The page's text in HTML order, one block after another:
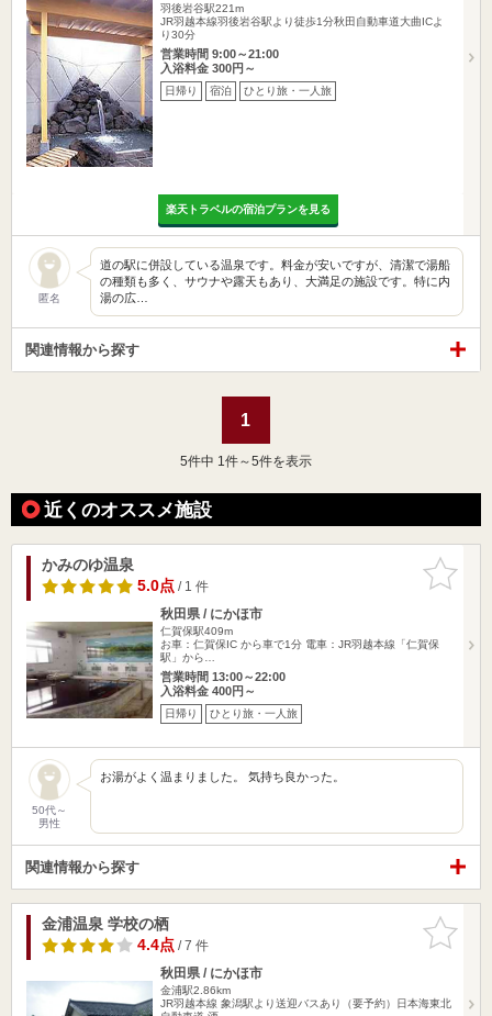
羽後岩谷駅221m
JR羽越本線羽後岩谷駅より徒歩1分秋田自動車道大曲ICよ
り30分
営業時間 9:00～21:00
入浴料金 300円～
日帰り 宿泊 ひとり旅・一人旅
楽天トラベルの宿泊プランを見る
匿名
道の駅に併設している温泉です。料金が安いですが、清潔で湯船
の種類も多く、サウナや露天もあり、大満足の施設です。特に内
湯の広…
関連情報から探す
1
5件中 1件～5件を表示
近くのオススメ施設
お気に入
りに追加
かみのゆ温泉
5.0点/ 1 件
秋田県 / にかほ市
仁賀保駅409m
お車：仁賀保IC から車で1分 電車：JR羽越本線「仁賀保
駅」から…
営業時間 13:00～22:00
入浴料金 400円～
日帰り ひとり旅・一人旅
50代～
男性
お湯がよく温まりました。 気持ち良かった。
関連情報から探す
お気に入
りに追加
金浦温泉 学校の栖
4.4点/ 7 件
秋田県 / にかほ市
金浦駅2.86km
JR羽越本線 象潟駅より送迎バスあり（要予約）日本海東北